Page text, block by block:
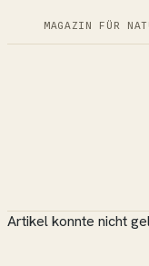
MAGAZIN FÜR
Artikel konnte nicht